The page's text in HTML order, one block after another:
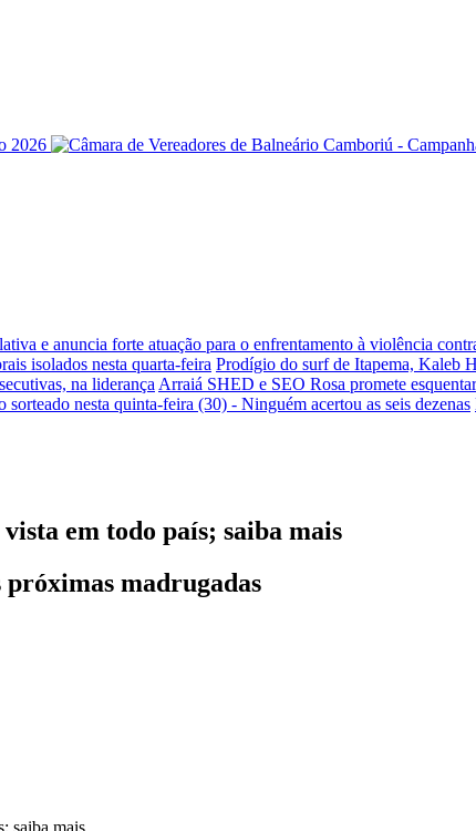
e anuncia forte atuação para o enfrentamento à violência
isolados nesta quarta-feira Prodígio do surf de Itapema, Kaleb
na liderança Arraiá SHED e SEO Rosa promete
sorteado nesta quinta-feira (30) - Ninguém acertou as seis dezenas
em todo país; saiba mais
madrugadas